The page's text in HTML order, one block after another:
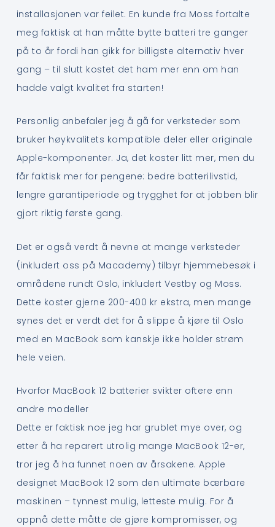
installasjonen var feilet. En kunde fra Moss fortalte
meg faktisk at han måtte bytte batteri tre ganger
på to år fordi han gikk for billigste alternativ hver
gang – til slutt kostet det ham mer enn om han
hadde valgt kvalitet fra starten!
Personlig anbefaler jeg å gå for verksteder som
bruker høykvalitets kompatible deler eller originale
Apple-komponenter. Ja, det koster litt mer, men du
får faktisk mer for pengene: bedre batterilivstid,
lengre garantiperiode og trygghet for at jobben blir
gjort riktig første gang.
Det er også verdt å nevne at mange verksteder
(inkludert oss på Macademy) tilbyr hjemmebesøk i
områdene rundt Oslo, inkludert Vestby og Moss.
Dette koster gjerne 200-400 kr ekstra, men mange
synes det er verdt det for å slippe å kjøre til Oslo
med en MacBook som kanskje ikke holder strøm
hele veien.
Hvorfor MacBook 12 batterier svikter oftere enn
andre modeller
Dette er faktisk noe jeg har grublet mye over, og
etter å ha reparert utrolig mange MacBook 12-er,
tror jeg å ha funnet noen av årsakene. Apple
designet MacBook 12 som den ultimate bærbare
maskinen – tynnest mulig, letteste mulig. For å
oppnå dette måtte de gjøre kompromisser, og